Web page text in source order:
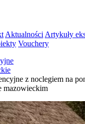
Aktualności Artykuły
Vouchery
z noclegiem na
mazowieckim